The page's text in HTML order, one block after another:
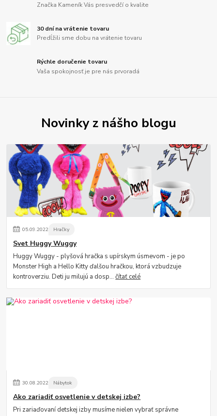
Značka Kameník Vás presvedčí o kvalite
30 dní na vrátenie tovaru
Predĺžili sme dobu na vrátenie tovaru
Rýchle doručenie tovaru
Vaša spokojnosť je pre nás prvoradá
Novinky z nášho blogu
05.09.2022 Hračky
Svet Huggy Wuggy
Huggy Wuggy - plyšová hračka s upírskym úsmevom - je po
Monster High a Hello Kitty ďalšou hračkou, ktorá vzbudzuje
kontroverziu. Deti ju milujú a dosp...čítať celé
30.08.2022 Nábytok
Ako zariadiť osvetlenie v detskej izbe?
Pri zariaďovaní detskej izby musíme nielen vybrať správne